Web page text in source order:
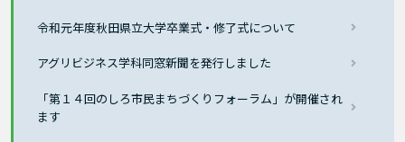
令和元年度秋田県立大学卒業式・修了式について
アグリビジネス学科同窓新聞を発行しました
「第１４回のしろ市民まちづくりフォーラム」が開催され
ます